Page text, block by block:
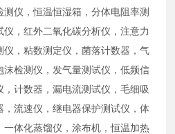
仪，恒温恒湿箱，分体电阻率测
，红外二氧化碳分析仪，注意力
，粘数测定仪，菌落计数器，气
检测仪，发气量测试仪，低频信
计数器，漏电流测试仪，毛细吸
，流速仪，继电器保护测试仪，体
体化蒸馏仪，涂布机，恒温加热